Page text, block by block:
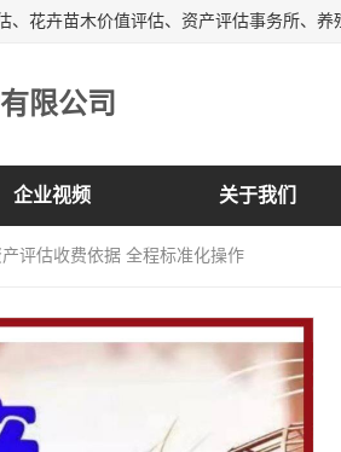
限公司
企业视频 关于我们
评估收费依据 全程标准化操作